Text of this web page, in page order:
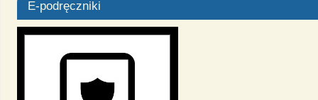
E-podręczniki